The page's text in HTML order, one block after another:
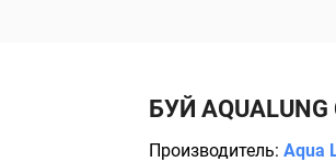
БУЙ
Производитель: Aqua